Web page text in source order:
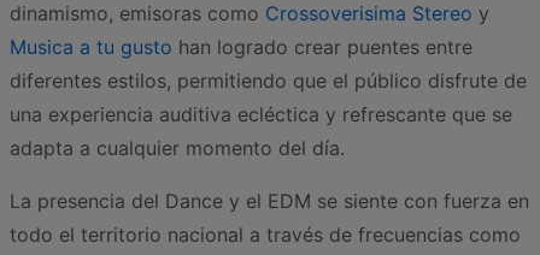
dinamismo, emisoras como Crossoverisima Stereo y
Musica a tu gusto han logrado crear puentes entre
diferentes estilos, permitiendo que el público disfrute de
una experiencia auditiva ecléctica y refrescante que se
adapta a cualquier momento del día.
La presencia del Dance y el EDM se siente con fuerza en
todo el territorio nacional a través de frecuencias como